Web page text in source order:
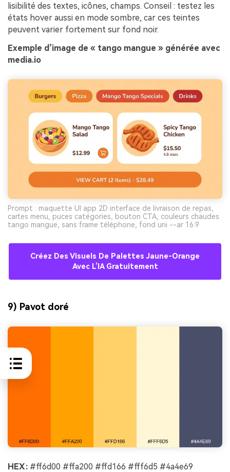
lisibilité des textes, icônes, champs. Conseil : testez les
états hover aussi en mode sombre, car ces teintes
peuvent varier fortement sur fond noir.
Exemple d’image de « tango mangue » générée avec
media.io
Prompt : maquette UI app 2D interface de livraison de repas,
cartes menu, puces catégories, bouton CTA, couleurs chaudes
tango mangue, sans frame téléphone, fond uni --ar 16:9
Créez Des Visuels De Palettes Jaune-Orange
Avec L’IA Gratuitement
9) Pavot doré
HEX : #ff6d00 #ffa200 #ffd166 #fff6d5 #4a4e69